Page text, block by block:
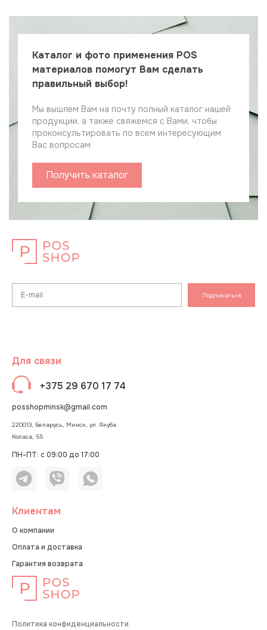
Каталог и фото применения POS
материалов помогут Вам сделать
правильный выбор!
Мы вышлем Вам на почту полный каталог нашей
продукции, а также свяжемся с Вами, чтобы
проконсультировать по всем интересующим
Вас вопросам
Получить каталог
Подписаться
Для связи
+375 29 670 17 74
posshopminsk@gmail.com
220013, Беларусь, Минск, ул. Якуба
Коласа, 55
ПН-ПТ: с 09:00 до 17:00
Клиентам
О компании
Оплата и доставка
Гарантия возврата
Политика конфиденциальности